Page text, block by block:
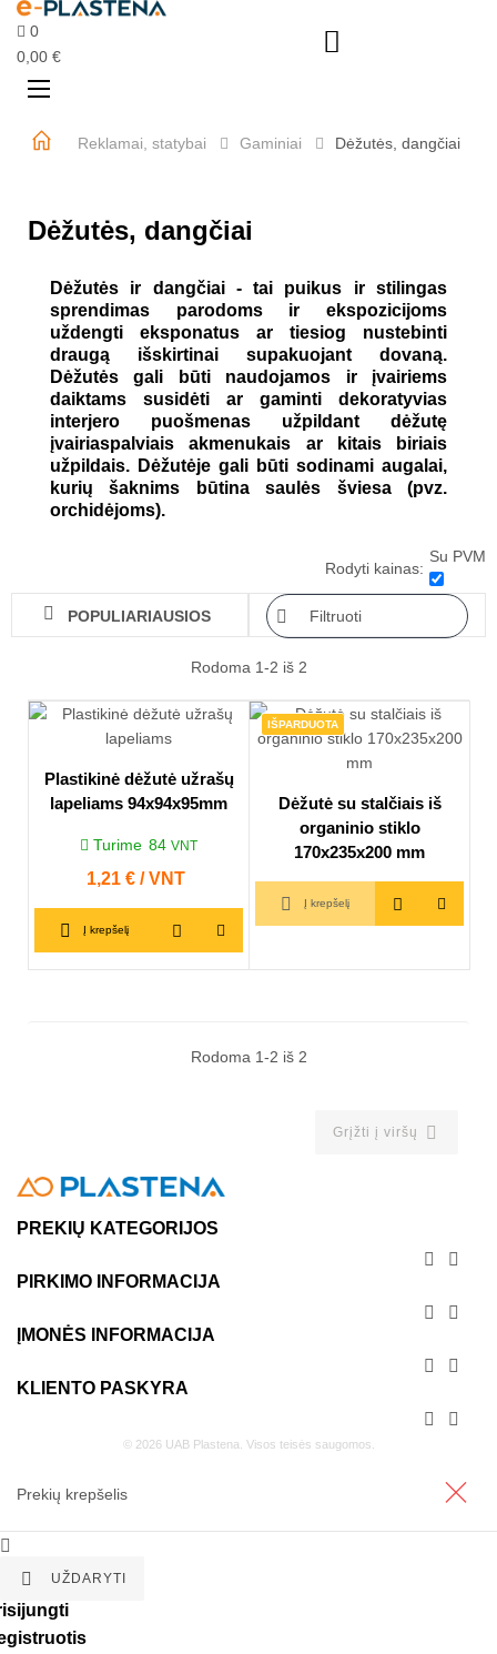

0
0,00 €
Perjungti
☰
Reklamai, statybai Gaminiai Dėžutės, dangčiai
Dėžutės, dangčiai
Dėžutės ir dangčiai - tai puikus ir stilingas
sprendimas parodoms ir ekspozicijoms
uždengti eksponatus ar tiesiog nustebinti
draugą išskirtinai supakuojant dovaną.
Dėžutės gali būti naudojamos ir įvairiems
daiktams susidėti ar gaminti dekoratyvias
interjero puošmenas užpildant dėžutę
įvairiaspalviais akmenukais ar kitais biriais
užpildais. Dėžutėje gali būti sodinami augalai,
kurių šaknims būtina saulės šviesa (pvz.
orchidėjoms).
Rodyti kainas:
Su PVM
 POPULIARIAUSIOS  Filtruoti
Rodoma 1-2 iš 2
Plastikinė dėžutė užrašų
lapeliams 94x94x95mm
Turime 84 VNT
Kaina
1,21 € / VNT
Į krepšelį
IŠPARDUOTA
Dėžutė su stalčiais iš
organinio stiklo
170x235x200 mm
Į krepšelį
Rodoma 1-2 iš 2
Grįžti į viršų 
PREKIŲ KATEGORIJOS


PIRKIMO INFORMACIJA


ĮMONĖS INFORMACIJA


KLIENTO PASKYRA


© 2026 UAB Plastena. Visos teisės saugomos.
Prekių krepšelis


UŽDARYTI